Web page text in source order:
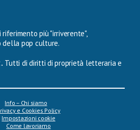
più "irriverente",
della pop culture.
Tutti di diritti di proprietà letteraria e
Info – Chi siamo
e Cookies Policy
Impostazioni cookie
Come lavoriamo